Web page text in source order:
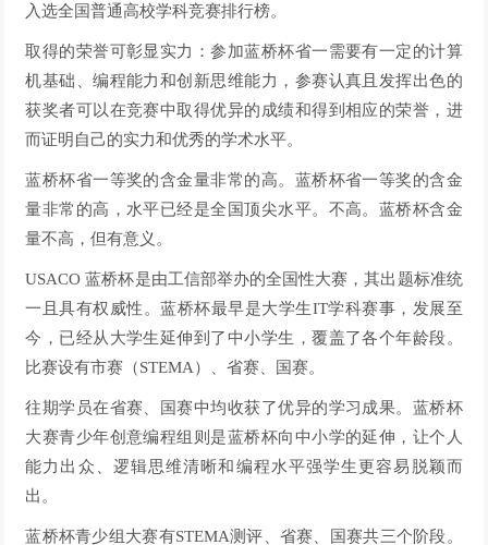
入选全国普通高校学科竞赛排行榜。
取得的荣誉可彰显实力：参加蓝桥杯省一需要有一定的计算
机基础、编程能力和创新思维能力，参赛认真且发挥出色的
获奖者可以在竞赛中取得优异的成绩和得到相应的荣誉，进
而证明自己的实力和优秀的学术水平。
蓝桥杯省一等奖的含金量非常的高。蓝桥杯省一等奖的含金
量非常的高，水平已经是全国顶尖水平。不高。蓝桥杯含金
量不高，但有意义。
USACO 蓝桥杯是由工信部举办的全国性大赛，其出题标准统
一且具有权威性。蓝桥杯最早是大学生IT学科赛事，发展至
今，已经从大学生延伸到了中小学生，覆盖了各个年龄段。
比赛设有市赛（STEMA）、省赛、国赛。
往期学员在省赛、国赛中均收获了优异的学习成果。蓝桥杯
大赛青少年创意编程组则是蓝桥杯向中小学的延伸，让个人
能力出众、逻辑思维清晰和编程水平强学生更容易脱颖而
出。
蓝桥杯青少组大赛有STEMA测评、省赛、国赛共三个阶段。